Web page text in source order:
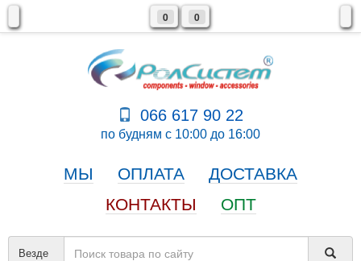
0 0
066 617 90 22
по будням с 10:00 до 16:00
МЫ ОПЛАТА
ДОСТАВКА
КОНТАКТЫ
ОПТ
Везде